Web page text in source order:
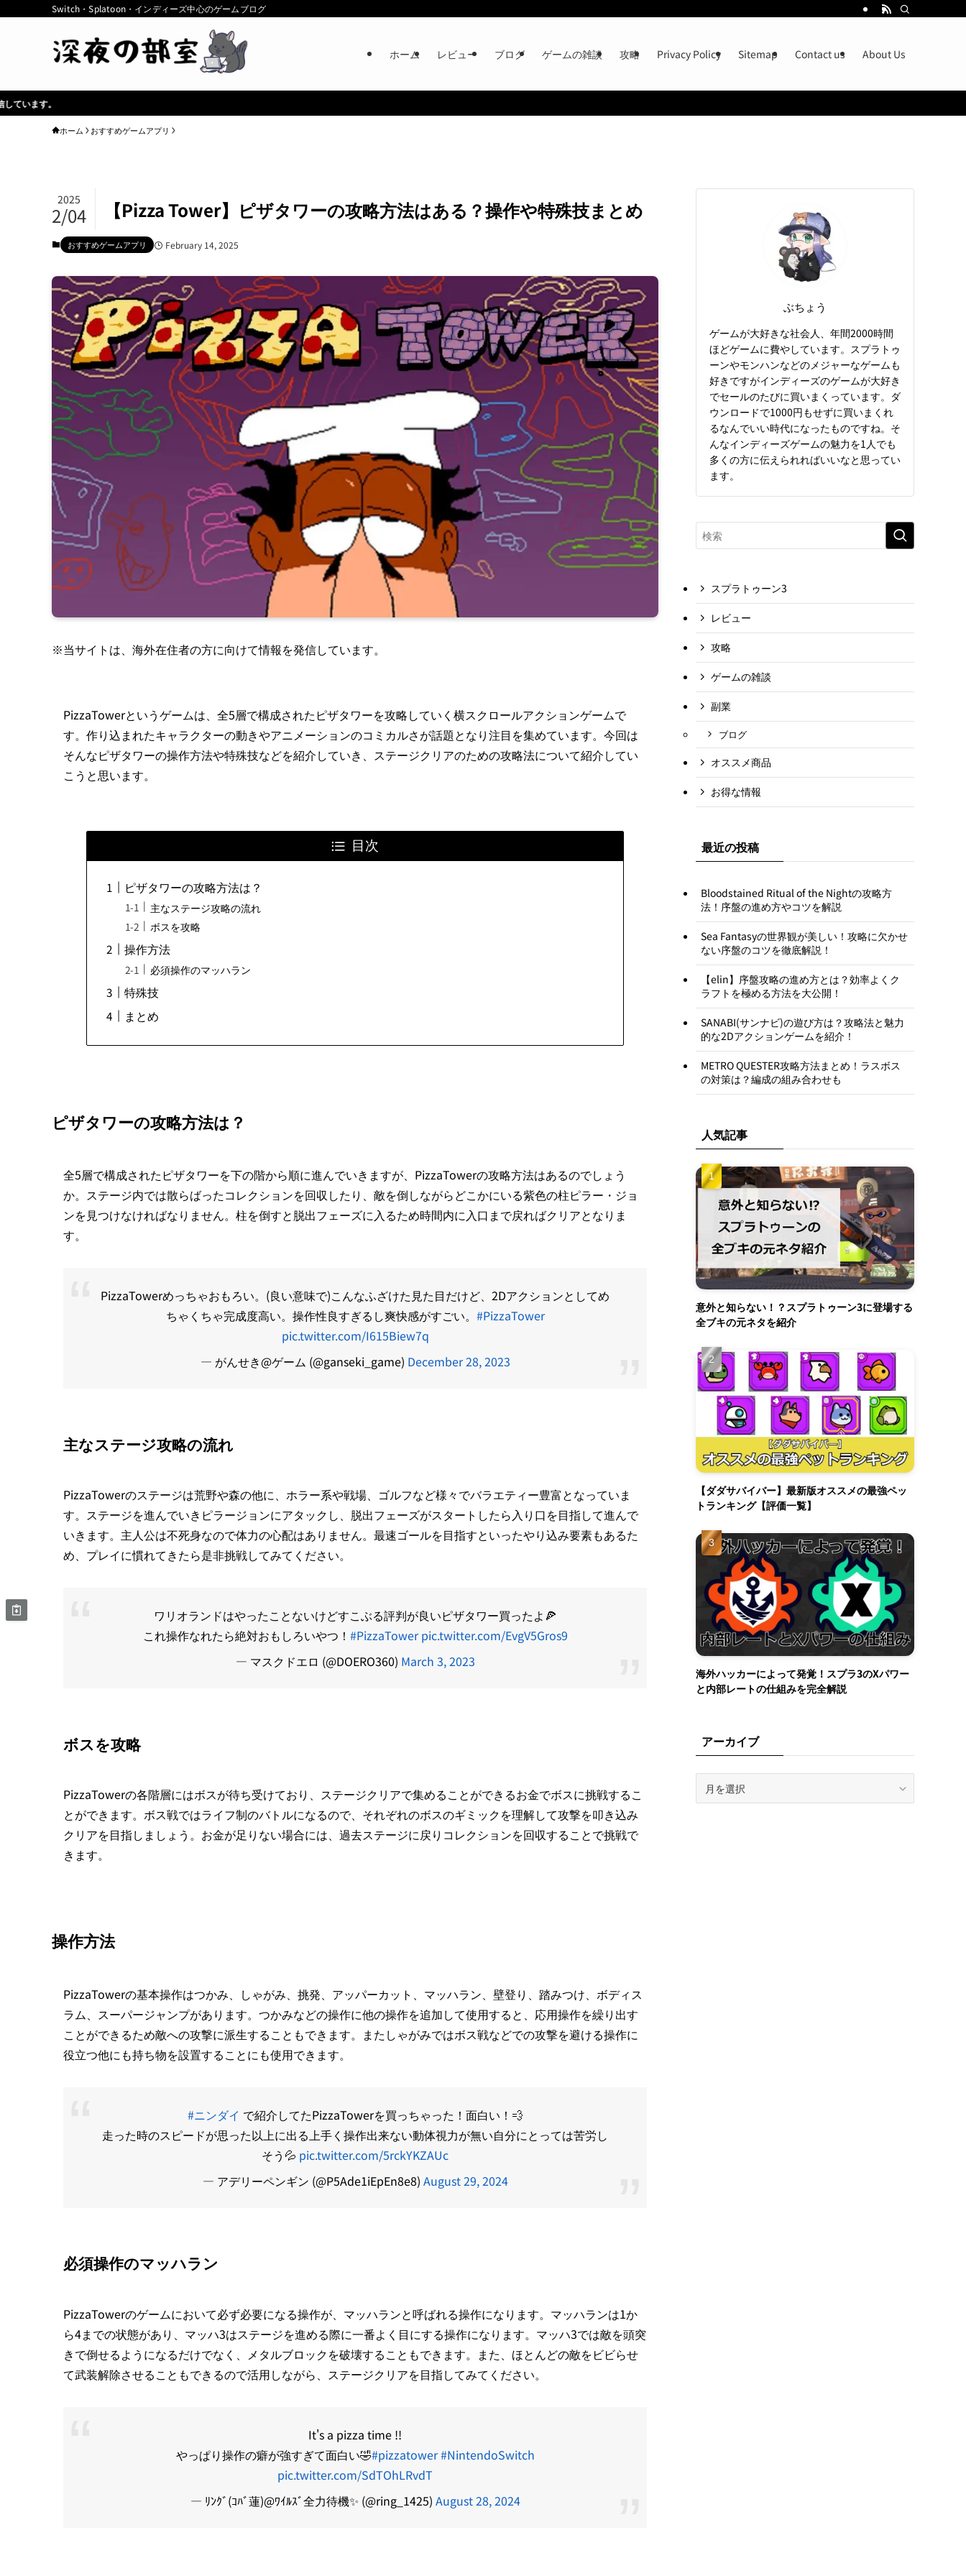
Switch・Splatoon・インディーズ中心のゲームブログ
ホーム レビュー ブログ ゲームの雑談 攻略 Privacy Policy Sitemap Contact us About Us
ホーム おすすめゲームアプリ
【Pizza Tower】ピザタワーの攻略方法はある？操作や特殊技まとめ
2025
2/04
おすすめゲームアプリ February 14, 2025
※当サイトは、海外在住者の方に向けて情報を発信しています。
PizzaTowerというゲームは、全5層で構成されたピザタワーを攻略していく横スクロールアクションゲームで
す。作り込まれたキャラクターの動きやアニメーションのコミカルさが話題となり注目を集めています。今回は
そんなピザタワーの操作方法や特殊技などを紹介していき、ステージクリアのための攻略法について紹介してい
こうと思います。
目次
ピザタワーの攻略方法は？
主なステージ攻略の流れ
ボスを攻略
操作方法
必須操作のマッハラン
特殊技
まとめ
ピザタワーの攻略方法は？
全5層で構成されたピザタワーを下の階から順に進んでいきますが、PizzaTowerの攻略方法はあるのでしょう
か。ステージ内では散らばったコレクションを回収したり、敵を倒しながらどこかにいる紫色の柱ピラー・ジョ
ンを見つけなければなりません。柱を倒すと脱出フェーズに入るため時間内に入口まで戻ればクリアとなりま
す。
PizzaTowerめっちゃおもろい。(良い意味で)こんなふざけた見た目だけど、2Dアクションとしてめ
ちゃくちゃ完成度高い。操作性良すぎるし爽快感がすごい。 #PizzaTower
pic.twitter.com/I615Biew7q
— がんせき@ゲーム (@ganseki_game) December 28, 2023
主なステージ攻略の流れ
PizzaTowerのステージは荒野や森の他に、ホラー系や戦場、ゴルフなど様々でバラエティー豊富となっていま
す。ステージを進んでいきピラージョンにアタックし、脱出フェーズがスタートしたら入り口を目指して進んで
いきます。主人公は不死身なので体力の心配はありません。最速ゴールを目指すといったやり込み要素もあるた
め、プレイに慣れてきたら是非挑戦してみてください。
ワリオランドはやったことないけどすこぶる評判が良いピザタワー買ったよ🍕
これ操作なれたら絶対おもしろいやつ！ #PizzaTower pic.twitter.com/EvgV5Gros9
— マスクドエロ (@DOERO360) March 3, 2023
ボスを攻略
PizzaTowerの各階層にはボスが待ち受けており、ステージクリアで集めることができるお金でボスに挑戦するこ
とができます。ボス戦ではライフ制のバトルになるので、それぞれのボスのギミックを理解して攻撃を叩き込み
クリアを目指しましょう。お金が足りない場合には、過去ステージに戻りコレクションを回収することで挑戦で
きます。
操作方法
PizzaTowerの基本操作はつかみ、しゃがみ、挑発、アッパーカット、マッハラン、壁登り、踏みつけ、ボディス
ラム、スーパージャンプがあります。つかみなどの操作に他の操作を追加して使用すると、応用操作を繰り出す
ことができるため敵への攻撃に派生することもできます。またしゃがみではボス戦などでの攻撃を避ける操作に
役立つ他にも持ち物を設置することにも使用できます。
#ニンダイ で紹介してたPizzaTowerを買っちゃった！面白い！💨
走った時のスピードが思った以上に出る上手く操作出来ない動体視力が無い自分にとっては苦労し
そう💦 pic.twitter.com/5rckYKZAUc
— アデリーペンギン (@P5Ade1iEpEn8e8) August 29, 2024
必須操作のマッハラン
PizzaTowerのゲームにおいて必ず必要になる操作が、マッハランと呼ばれる操作になります。マッハランは1か
ら4までの状態があり、マッハ3はステージを進める際に一番よく目にする操作になります。マッハ3では敵を頭突
きで倒せるようになるだけでなく、メタルブロックを破壊することもできます。また、ほとんどの敵をビビらせ
て武装解除させることもできるので活用しながら、ステージクリアを目指してみてください。
It's a pizza time !!
やっぱり操作の癖が強すぎて面白い🤣#pizzatower#NintendoSwitch
pic.twitter.com/SdTOhLRvdT
— ﾘﾝｸﾞ(ｺﾊﾞ蓮)@ﾜｲﾙｽﾞ全力待機✨ (@ring_1425) August 28, 2024
ぶちょう
ゲームが大好きな社会人、年間2000時間
ほどゲームに費やしています。スプラトゥ
ーンやモンハンなどのメジャーなゲームも
好きですがインディーズのゲームが大好き
でセールのたびに買いまくっています。ダ
ウンロードで1000円もせずに買いまくれ
るなんでいい時代になったものですね。そ
んなインディーズゲームの魅力を1人でも
多くの方に伝えられればいいなと思ってい
ます。
スプラトゥーン3
レビュー
攻略
ゲームの雑談
副業
ブログ
オススメ商品
お得な情報
最近の投稿
Bloodstained Ritual of the Nightの攻略方
法！序盤の進め方やコツを解説
Sea Fantasyの世界観が美しい！攻略に欠かせ
ない序盤のコツを徹底解説！
【elin】序盤攻略の進め方とは？効率よくク
ラフトを極める方法を大公開！
SANABI(サンナビ)の遊び方は？攻略法と魅力
的な2Dアクションゲームを紹介！
METRO QUESTER攻略方法まとめ！ラスボス
の対策は？編成の組み合わせも
人気記事
意外と知らない！？スプラトゥーン3に登場する
全ブキの元ネタを紹介
【ダダサバイバー】最新版オススメの最強ペッ
トランキング【評価一覧】
海外ハッカーによって発覚！スプラ3のXパワー
と内部レートの仕組みを完全解説
アーカイブ